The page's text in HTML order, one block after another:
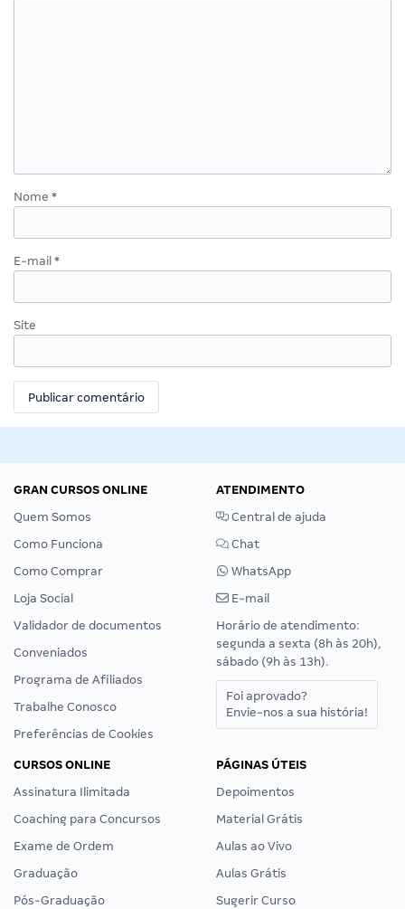
Nome *
E-mail *
Site
GRAN CURSOS ONLINE
Quem Somos
Como Funciona
Como Comprar
Loja Social
Validador de documentos
Conveniados
Programa de Afiliados
Trabalhe Conosco
Preferências de Cookies
ATENDIMENTO
Central de ajuda
Chat
WhatsApp
E-mail
Horário de atendimento:
segunda a sexta (8h às 20h),
sábado (9h às 13h).
Foi aprovado?
Envie-nos a sua história!
CURSOS ONLINE
Assinatura Ilimitada
Coaching para Concursos
Exame de Ordem
Graduação
Pós-Graduação
PÁGINAS ÚTEIS
Depoimentos
Material Grátis
Aulas ao Vivo
Aulas Grátis
Sugerir Curso